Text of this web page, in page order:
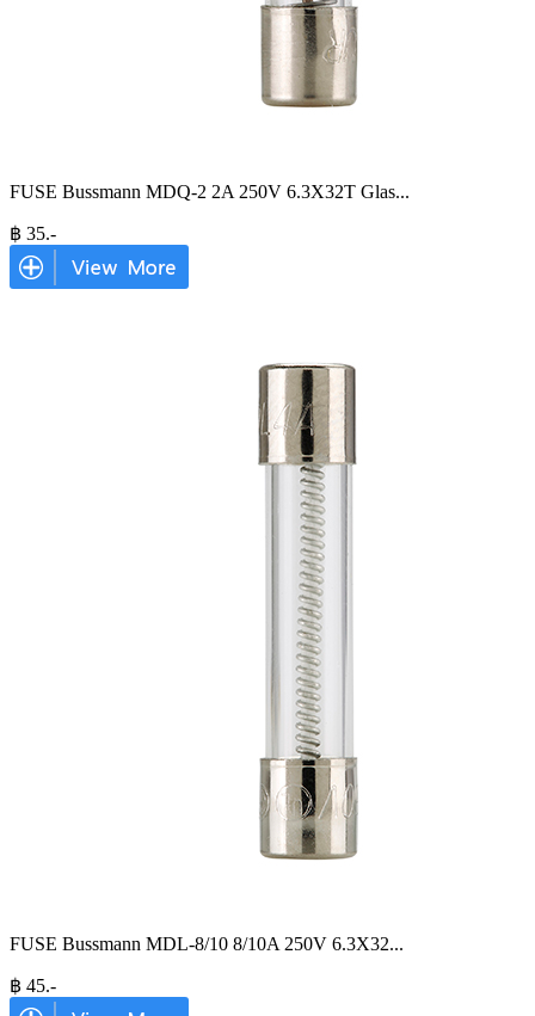
FUSE Bussmann MDQ-2 2A 250V 6.3X32T Glas...
฿ 35.-
FUSE Bussmann MDL-8/10 8/10A 250V 6.3X32...
฿ 45.-